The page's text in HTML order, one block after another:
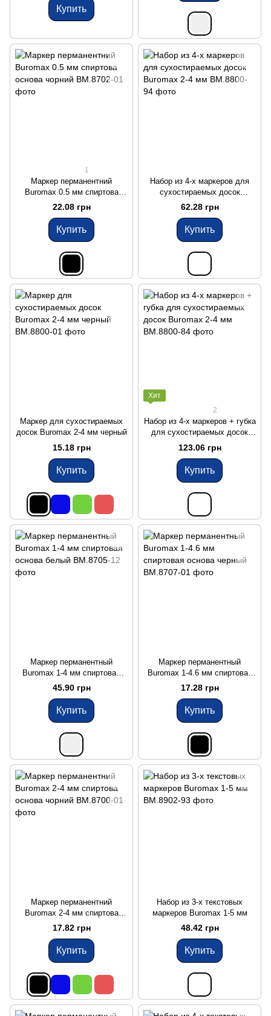
Купить
1
Маркер перманентний
Buromax 0.5 мм спиртова
основа чорний
22.08 грн
Купить
Набор из 4-х маркеров для
сухостираемых досок
Buromax 2-4 мм
62.28 грн
Купить
Маркер для сухостираемых
досок Buromax 2-4 мм черный
15.18 грн
Купить
Хит
2
Набор из 4-х маркеров + губка
для сухостираемых досок
Buromax 2-4 мм
123.06 грн
Купить
Маркер перманентный
Buromax 1-4 мм спиртовая
основа белый
45.90 грн
Купить
Маркер перманентный
Buromax 1-4.6 мм спиртовая
основа черный
17.28 грн
Купить
Маркер перманентний
Buromax 2-4 мм спиртова
основа чорний
17.82 грн
Купить
Набор из 3-х текстовых
маркеров Buromax 1-5 мм
48.42 грн
Купить